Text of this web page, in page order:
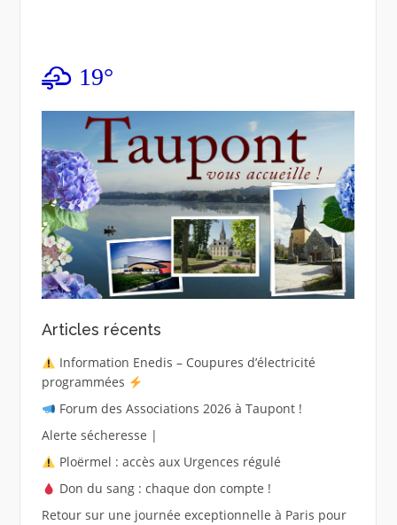
19°
Articles récents
Information Enedis – Coupures d’électricité
programmées
Forum des Associations 2026 à Taupont !
Alerte sécheresse |
Ploërmel : accès aux Urgences régulé
Don du sang : chaque don compte !
Retour sur une journée exceptionnelle à Paris pour